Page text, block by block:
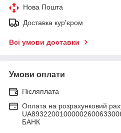
Нова Пошта
Доставка кур'єром
Всі умови доставки
Умови оплати
Післяплата
Оплата на розрахунковий
БАНК